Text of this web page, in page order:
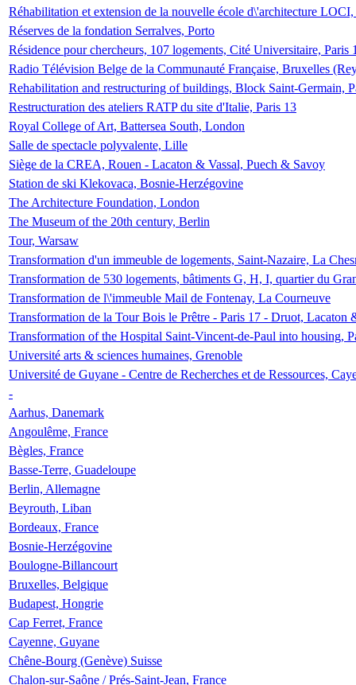
Réhabilitation et extension de la nouvelle école d\'architecture
Réserves de la fondation Serralves, Porto
Résidence pour chercheurs, 107 logements, Cité Universitaire, Paris
Radio Télévision Belge de la Communauté Française, Bruxelles
Rehabilitation and restructuring of buildings, Block Saint-Germain,
Restructuration des ateliers RATP du site d'Italie, Paris 13
Royal College of Art, Battersea South, London
Salle de spectacle polyvalente, Lille
Siège de la CREA, Rouen - Lacaton & Vassal, Puech & Savoy
Station de ski Klekovaca, Bosnie-Herzégovine
The Architecture Foundation, London
The Museum of the 20th century, Berlin
Tour, Warsaw
Transformation d'un immeuble de logements, Saint-Nazaire, La
Transformation de 530 logements, bâtiments G, H, I, quartier du
Transformation de l\'immeuble Mail de Fontenay, La Courneuve
Transformation de la Tour Bois le Prêtre - Paris 17 - Druot, Lacaton
Transformation of the Hospital Saint-Vincent-de-Paul into housing,
Université arts & sciences humaines, Grenoble
Université de Guyane - Centre de Recherches et de Ressources,
-
Aarhus, Danemark
Angoulême, France
Bègles, France
Basse-Terre, Guadeloupe
Berlin, Allemagne
Beyrouth, Liban
Bordeaux, France
Bosnie-Herzégovine
Boulogne-Billancourt
Bruxelles, Belgique
Budapest, Hongrie
Cap Ferret, France
Cayenne, Guyane
Chêne-Bourg (Genève) Suisse
Chalon-sur-Saône / Prés-Saint-Jean, France